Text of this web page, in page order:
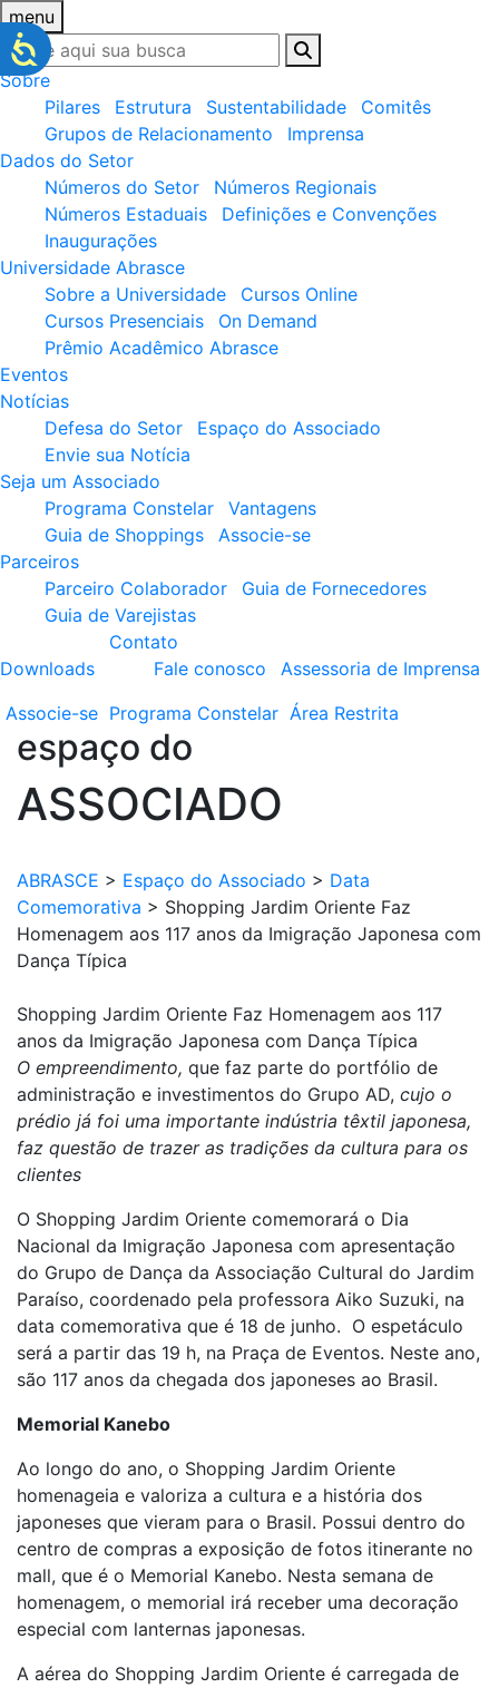
menu
Sobre
Pilares
Estrutura Sustentabilidade
Comitês
Grupos de Relacionamento
Imprensa
Dados do Setor
Números do Setor
Números Regionais
Números Estaduais
Definições e Convenções
Inaugurações
Universidade Abrasce
Sobre a Universidade
Cursos Online
Cursos Presenciais
On Demand
Prêmio Acadêmico Abrasce
Eventos
Notícias
Defesa do Setor
Espaço do Associado
Envie sua Notícia
Seja um Associado
Programa Constelar
Vantagens
Guia de Shoppings
Associe-se
Parceiros
Parceiro Colaborador
Guia de Fornecedores
Guia de Varejistas
Downloads
Contato
Fale conosco
Assessoria de Imprensa
Associe-se Programa Constelar Área Restrita
espaço do
ASSOCIADO
ABRASCE > Espaço do Associado > Data
Comemorativa > Shopping Jardim Oriente Faz
Homenagem aos 117 anos da Imigração Japonesa com
Dança Típica
Shopping Jardim Oriente Faz Homenagem aos 117
anos da Imigração Japonesa com Dança Típica
O empreendimento, que faz parte do portfólio de
administração e investimentos do Grupo AD, cujo o
prédio já foi uma importante indústria têxtil japonesa,
faz questão de trazer as tradições da cultura para os
clientes
O Shopping Jardim Oriente comemorará o Dia
Nacional da Imigração Japonesa com apresentação
do Grupo de Dança da Associação Cultural do Jardim
Paraíso, coordenado pela professora Aiko Suzuki, na
data comemorativa que é 18 de junho. O espetáculo
será a partir das 19 h, na Praça de Eventos. Neste ano,
são 117 anos da chegada dos japoneses ao Brasil.
Memorial Kanebo
Ao longo do ano, o Shopping Jardim Oriente
homenageia e valoriza a cultura e a história dos
japoneses que vieram para o Brasil. Possui dentro do
centro de compras a exposição de fotos itinerante no
mall, que é o Memorial Kanebo. Nesta semana de
homenagem, o memorial irá receber uma decoração
especial com lanternas japonesas.
A aérea do Shopping Jardim Oriente é carregada de